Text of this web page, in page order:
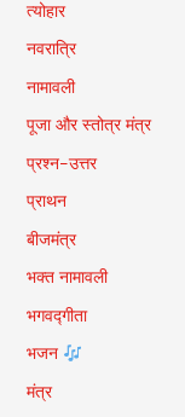
त्योहार
नवरात्रि
नामावली
पूजा और स्तोत्र मंत्र
प्रश्न-उत्तर
प्राथन
बीजमंत्र
भक्त नामावली
भगवद्गीता
भजन
मंत्र